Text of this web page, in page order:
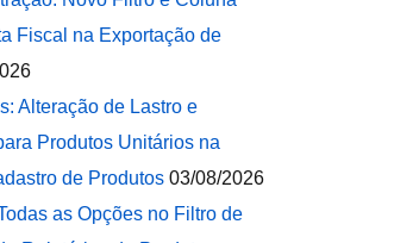
Fiscal na Exportação de
Alteração de Lastro e
Produtos Unitários na
de Produtos 03/08/2026
as Opções no Filtro de